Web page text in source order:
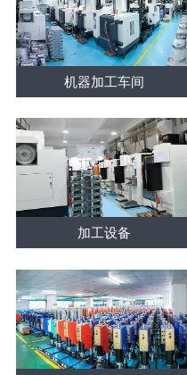
机器加工车间
加工设备